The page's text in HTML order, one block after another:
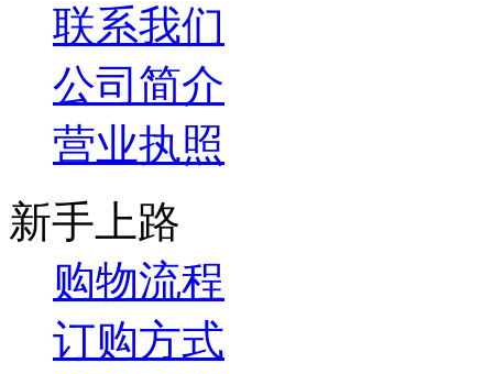
联系我们
公司简介
营业执照
新手上路
购物流程
订购方式